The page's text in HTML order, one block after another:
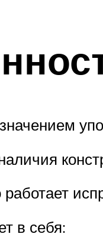
работает
в себя: